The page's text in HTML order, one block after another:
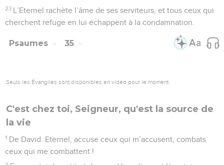
23 L’Eternel rachète l’âme de ses serviteurs, et tous ceux qui
cherchent refuge en lui échappent à la condamnation.
Psaumes 35
Seuls les Évangiles sont disponibles en vidéo pour le moment.
C'est chez toi, Seigneur, qu'est la source de
la vie
1 De David. Eternel, accuse ceux qui m’accusent, combats
ceux qui me combattent !